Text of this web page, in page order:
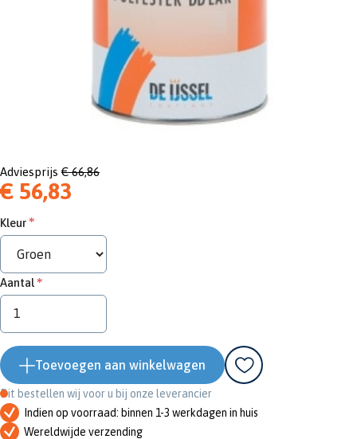
Adviesprijs € 66,86
€ 56,83
Kleur
Aantal
Toevoegen aan winkelwagen
Dit bestellen wij voor u bij onze leverancier
Indien op voorraad: binnen 1-3 werkdagen in huis
Wereldwijde verzending